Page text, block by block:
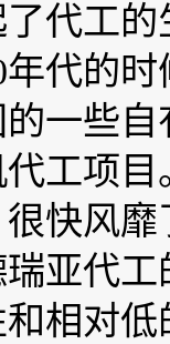
代工
代的
一些
工项
快风
亚代
相对